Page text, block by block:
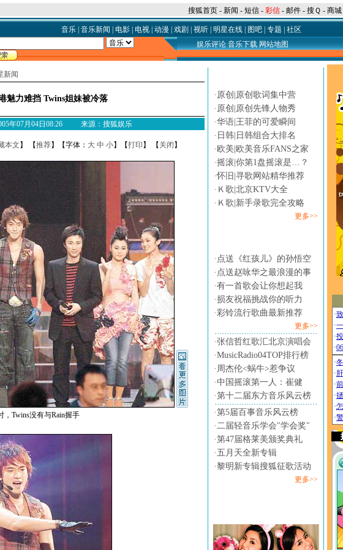
搜狐首页 - 新闻 - 短信 - 彩信 - 邮件 - 搜Ｑ - 商城
音乐| 音乐新闻 电影| 电视| 动漫 戏剧 视听| 明星在线| 图吧| 专题
社区
娱乐评论 音乐下载 网站地图
新闻
魅力难挡 Twins姐妹被冷落
年07月04日08:26 来源：搜狐娱乐
本文 】 【推荐】【字体： 大 中 小】【打印 】 【 关闭 】
，Twins没有与Rain握手
· 原创|原创歌词集中营
· 原创|原创先锋人物秀
·华语|王菲的可爱瞬间
· 日韩|日韩组合大排名
· 欧美|欧美音乐FANS之家
·摇滚|你第1盘摇滚是…？
·怀旧|寻歌网站精华推荐
· Ｋ歌|北京KTV大全
· Ｋ歌|新手录歌完全攻略
更多>>
· 点送《红孩儿》的孙悟空
· 点送赵咏华之最浪漫的事
·有一首歌会让你想起我
·损友祝福挑战你的听力
·彩铃流行歌曲最新推荐
更多>>
·张信哲红歌汇北京演唱会
·MusicRadio04TOP排行榜
· 周杰伦<蜗牛>惹争议
·中国摇滚第一人：崔健
·第十二届东方音乐风云榜
·第5届百事音乐风云榜
·二届轻音乐学会"学会奖"
·第47届格莱美颁奖典礼
· 五月天全新专辑
·黎明新专辑搜狐征歌活动
更多>>